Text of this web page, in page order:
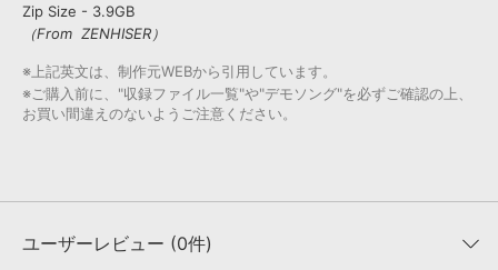
Zip Size - 3.9GB
（From ZENHISER）
※上記英文は、制作元WEBから引用しています。
※ご購入前に、"収録ファイル一覧"や"デモソング"を必ずご確認の上、
お買い間違えのないようご注意ください。
ユーザーレビュー (0件)